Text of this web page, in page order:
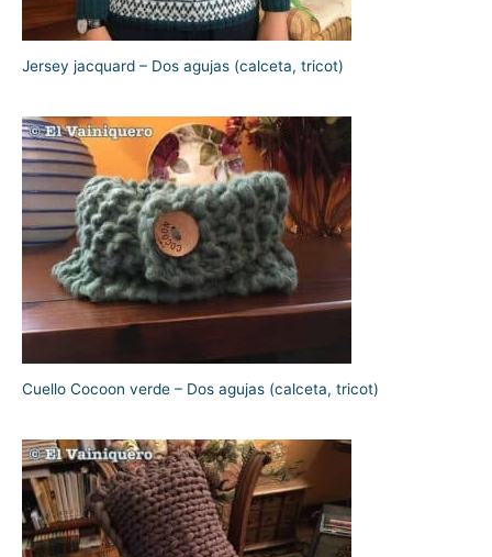
Jersey jacquard – Dos agujas (calceta, tricot)
Cuello Cocoon verde – Dos agujas (calceta, tricot)